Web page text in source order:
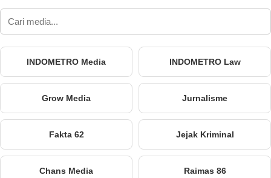
INDOMETRO Media INDOMETRO Law
Grow Media Jurnalisme
Fakta 62 Jejak Kriminal
Chans Media Raimas 86